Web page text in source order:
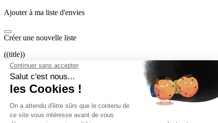
Ajouter à ma liste d'envies
Créer une nouvelle liste
((title))
((label))
((cancelText)) ((createText))
Connexion